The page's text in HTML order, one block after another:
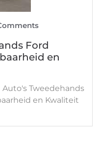
Ford
en
Tweedehands
en Kwaliteit